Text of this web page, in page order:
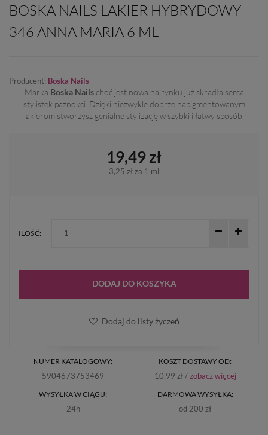
BOSKA NAILS LAKIER HYBRYDOWY
346 ANNA MARIA 6 ML
Producent: Boska Nails
Marka Boska Nailschoć jest nowa na rynku już skradła serca
stylistek paznokci. Dzięki niezwykle dobrze napigmentowanym
lakierom stworzysz genialne stylizację w szybki i łatwy sposób.
NUMER KATALOGOWY:
5904673753469
WYSYŁKA W CIĄGU:
24h
KOSZT DOSTAWY OD:
10.99 zł /zobacz więcej
DARMOWA WYSYŁKA:
od 200 zł
19,49 zł
3,25 zł za 1 ml
ILOŚĆ:
DODAJ DO KOSZYKA
Dodaj do listy życzeń